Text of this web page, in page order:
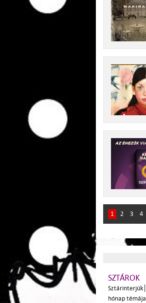
1 2 3 4
SZTÁROK
Sztárinterjúk
hónap témája